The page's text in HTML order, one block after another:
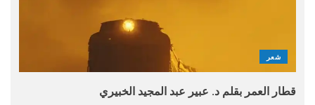
شعر
قطار العمر بقلم د. عبير عبد المجيد الخبيري